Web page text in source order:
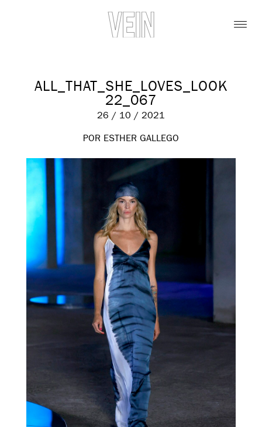
ALL_THAT_SHE_LOVES_LOOK
22_067
26 / 10 / 2021
POR ESTHER GALLEGO